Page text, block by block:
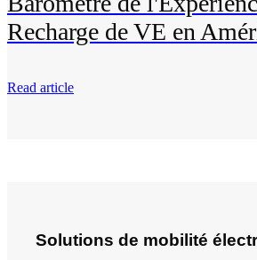
Recharge de VE en
Read article
Solutions de mobilité